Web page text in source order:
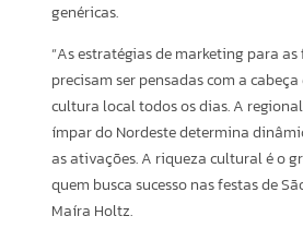
genéricas.
“As estratégias de marketing para as
precisam ser pensadas com a
cultura local todos os dias. A
ímpar do Nordeste determina
as ativações. A riqueza cultural é o
quem busca sucesso nas festas de
Maíra Holtz.